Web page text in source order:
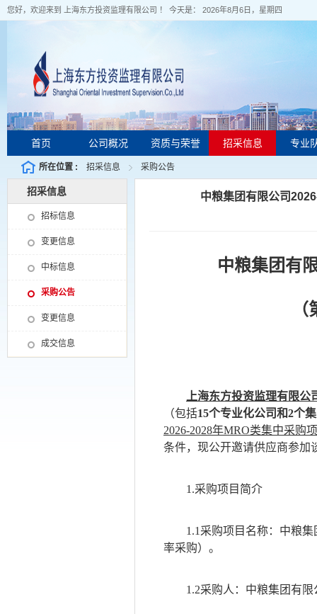
您好，欢迎来到 上海东方投资监理有限公司 ！ 今天是： 2026年8月6日，星期四
首页 公司概况 资质与荣誉 招采信息 专业
所在位置 : 招采信息 采购公告
中粮集团有限公司
中粮集团有
上海东方投资监理有限公
（包括15个专业化公司和2个
2026-2028年MRO类集中采购
条件，现公开邀请供应商参加
1.采购项目简介
1.1采购项目名称：中粮
率采购）。
1.2采购人：中粮集团有限
招采信息
招标信息
变更信息
中标信息
采购公告
变更信息
成交信息